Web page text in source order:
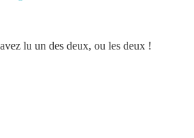
lu un des deux, ou les deux !